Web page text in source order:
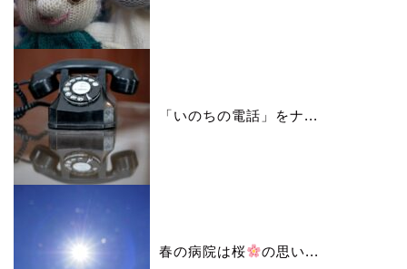
「いのちの電話」をナ...
春の病院は桜 の思い...